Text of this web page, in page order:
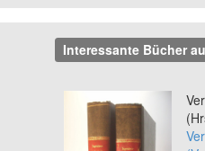
Interessante Bücher
Previous